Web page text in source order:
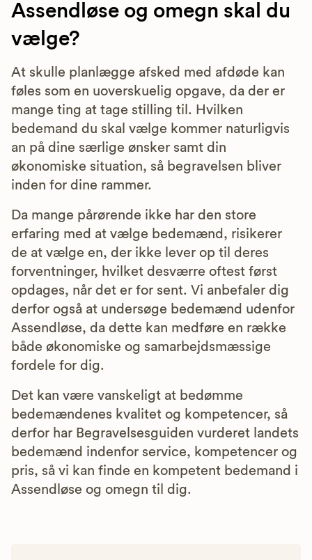
Assendløse og omegn skal du
vælge?
At skulle planlægge afsked med afdøde kan
føles som en uoverskuelig opgave, da der er
mange ting at tage stilling til. Hvilken
bedemand du skal vælge kommer naturligvis
an på dine særlige ønsker samt din
økonomiske situation, så begravelsen bliver
inden for dine rammer.
Da mange pårørende ikke har den store
erfaring med at vælge bedemænd, risikerer
de at vælge en, der ikke lever op til deres
forventninger, hvilket desværre oftest først
opdages, når det er for sent. Vi anbefaler dig
derfor også at undersøge bedemænd udenfor
Assendløse, da dette kan medføre en række
både økonomiske og samarbejdsmæssige
fordele for dig.
Det kan være vanskeligt at bedømme
bedemændenes kvalitet og kompetencer, så
derfor har Begravelsesguiden vurderet landets
bedemænd indenfor service, kompetencer og
pris, så vi kan finde en kompetent bedemand i
Assendløse og omegn til dig.